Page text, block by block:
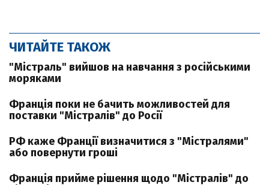
ЧИТАЙТЕ ТАКОЖ
"Містраль" вийшов на навчання з російськими
моряками
Франція поки не бачить можливостей для
поставки "Містралів" до Росії
РФ каже Франції визначитися з "Містралями"
або повернути гроші
Франція прийме рішення щодо "Містралів" до